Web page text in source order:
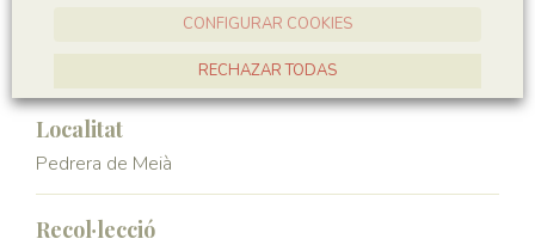
Actinopterygii
Localitat
Pedrera de Meià
Recol·lecció
CONFIGURAR COOKIES
RECHAZAR TODAS
ACCEPTAR TOTES